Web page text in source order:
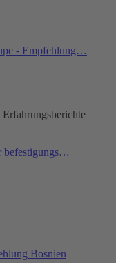
- Empfehlung…
befestigungs…
Bosnien